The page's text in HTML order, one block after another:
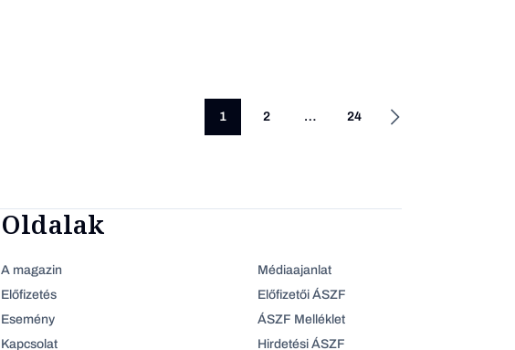
1 2 … 24
Oldalak
A magazin
Előfizetés
Esemény
Kapcsolat
Médiaajanlat
Előfizetői ÁSZF
ÁSZF Melléklet
Hirdetési ÁSZF